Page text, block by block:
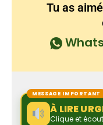
Tu as
MESSAGE IMPORTANT
À LIRE
Clique et